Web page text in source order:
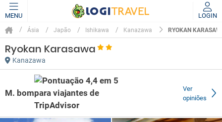
MENU LOGIN
Ásia Japão Ishikawa Kanazawa RYOKAN
Ryokan Karasawa
Kanazawa
M. bom
Ver
opiniões